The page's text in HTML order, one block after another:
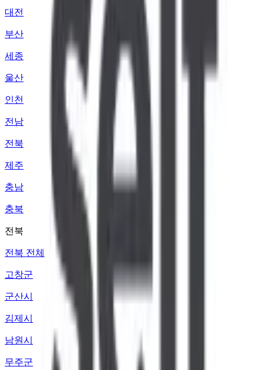
대전
부산
세종
울산
인천
전남
전북
제주
충남
충북
전북
전북 전체
고창군
군산시
김제시
남원시
무주군